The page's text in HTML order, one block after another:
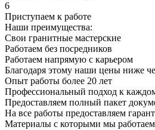
6
Приступаем к работе
Наши преимущества:
Свои гранитные мастерские
Работаем без посредников
Работаем напрямую с карьером
Благодаря этому наши цены ниже
Опыт работы более 20 лет
Профессиональный подход к
Предоставляем полный пакет
На все работы предоставляем
Материалы с которыми мы